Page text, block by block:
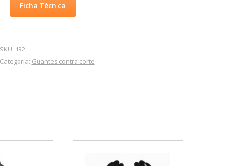
Ficha Técnica
SKU: 132
Categoría: Guantes contra corte